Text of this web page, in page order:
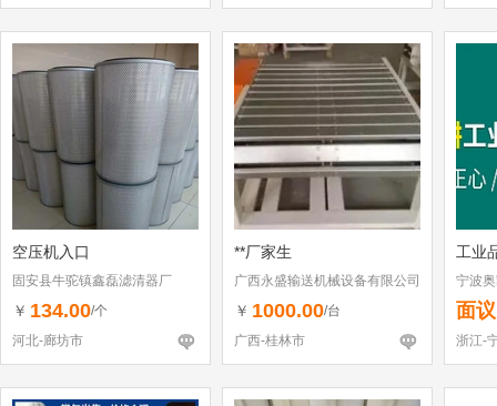
空压机入口
固安县牛驼镇鑫磊滤清器厂
￥ 134.00/个
河北-廊坊市
**厂家生
广西永盛输送机械设备有限公司
￥ 1000.00/台
广西-桂林市
工业
宁波
面议
浙江-